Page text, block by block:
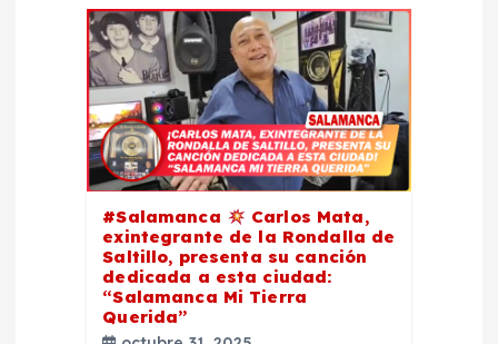
#Salamanca
Carlos Mata,
exintegrante de la Rondalla de
Saltillo, presenta su canción
dedicada a esta ciudad:
“Salamanca Mi Tierra
Querida”